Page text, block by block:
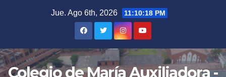
Jue. Ago 6th, 2026 11:10:19 PM
Colegio de María Auxiliadora -